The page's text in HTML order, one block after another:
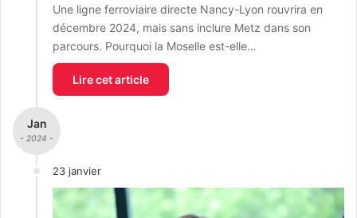
Une ligne ferroviaire directe Nancy-Lyon rouvrira en
décembre 2024, mais sans inclure Metz dans son
parcours. Pourquoi la Moselle est-elle…
Lire cet article
Jan
- 2024 -
23 janvier